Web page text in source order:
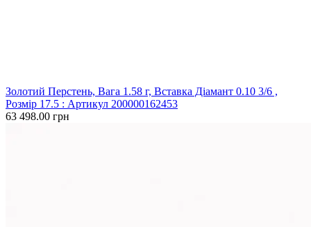
Золотий Перстень, Вага 1.58 г, Вставка Діамант 0.10 3/6 ,
Розмір 17.5 : Артикул 200000162453
63 498.00 грн